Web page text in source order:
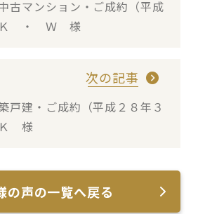
古マンション・ご成約（平成
Ｋ ・ Ｗ 様
次の記事
戸建・ご成約（平成２８年３
様
の声の一覧へ戻る